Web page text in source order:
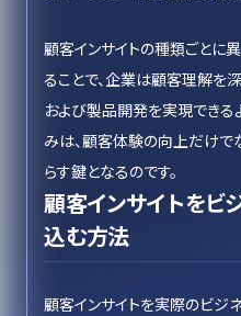
顧客インサイトの種類ごとに
ることで、企業は顧客理解を
および製品開発を実現できる
みは、顧客体験の向上だけで
らす鍵となるのです。
顧客インサイトを
込む方法
顧客インサイトを実際のビ